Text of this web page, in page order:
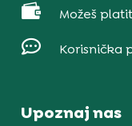
 Možeš
 Korisnička
Upoznaj nas